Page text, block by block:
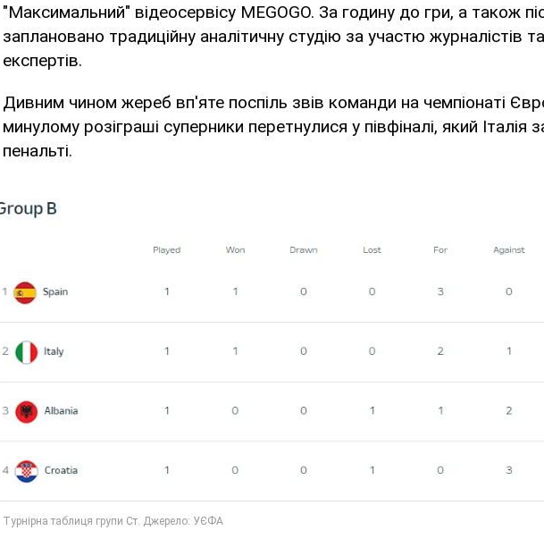
"Максимальний" відеосервісу MEGOGO. За годину до гри, а також
заплановано традиційну аналітичну студію за участю журналістів
експертів.
Дивним чином жереб вп'яте поспіль звів команди на чемпіонаті
минулому розіграші суперники перетнулися у півфіналі, який Італія
пенальті.